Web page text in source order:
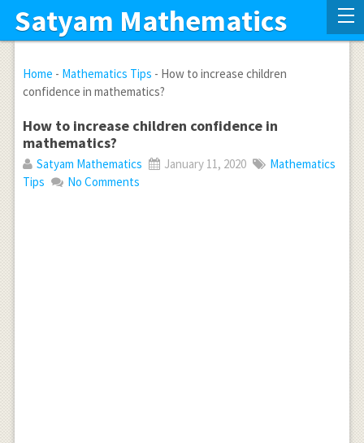
Satyam Mathematics
Home - Mathematics Tips - How to increase children
confidence in mathematics?
How to increase children confidence in
mathematics?
Satyam Mathematics January 11, 2020
Mathematics
Tips
No Comments